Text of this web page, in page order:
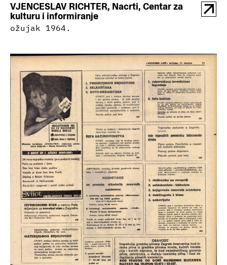
VJENCESLAV RICHTER, Nacrti, Centar za
kulturu i informiranje
ožujak 1964.